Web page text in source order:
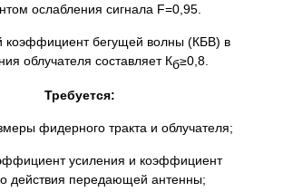
ослабления сигнала F=0,95.
коэффициент бегущей волны (КБВ) в
облучателя составляет Кб≥0,8.
Требуется:
фидерного тракта и облучателя;
усиления и коэффициент
действия передающей антенны;